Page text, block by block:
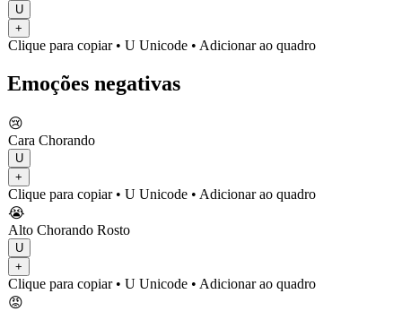
U
+
Clique para copiar• U Unicode • Adicionar ao quadro
Emoções negativas
😢
Cara Chorando
U
+
Clique para copiar• U Unicode • Adicionar ao quadro
😭
Alto Chorando Rosto
U
+
Clique para copiar• U Unicode • Adicionar ao quadro
😡